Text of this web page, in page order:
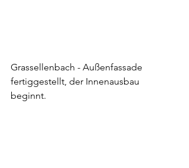
Grassellenbach - Außenfassade
fertiggestellt, der Innenausbau
beginnt.